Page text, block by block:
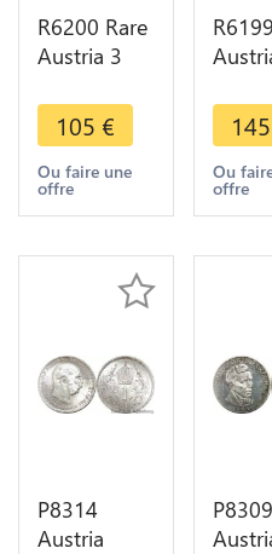
R6200 Rare
Austria 3
Leopold V
1619 1625
ND Hall
Silver ->
105 €
Ou faire une
offre
1626
ND Hall
Offer
145
Ou
offre
P8314
Austria